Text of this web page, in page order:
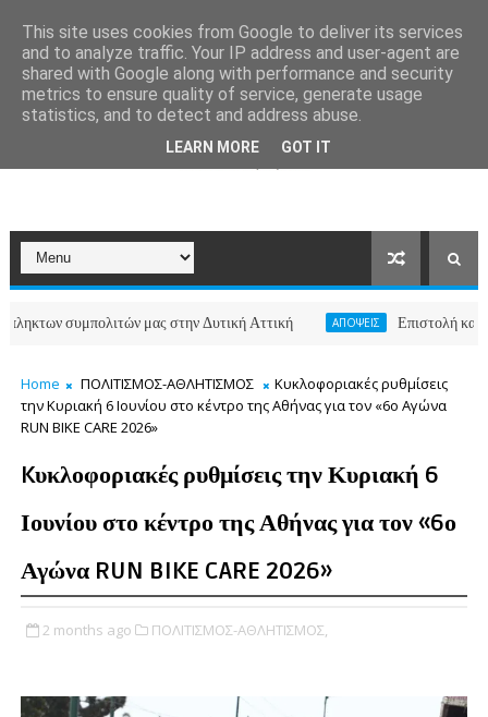
μας στην Δυτική Αττική ΑΠΟΨΕΙΣ Επιστολή κατοίκων
Home ΠΟΛΙΤΙΣΜΟΣ-ΑΘΛΗΤΙΣΜΟΣ
Kυκλοφοριακές ρυθμίσεις
την Κυριακή 6 Ιουνίου στο κέντρο της Αθήνας για τον «6ο Αγώνα
RUN BIKE CARE 2026»
Kυκλοφοριακές ρυθμίσεις την Κυριακή 6
Ιουνίου στο κέντρο της Αθήνας για τον «6ο
Αγώνα RUN BIKE CARE 2026»
2 months ago ΠΟΛΙΤΙΣΜΟΣ-ΑΘΛΗΤΙΣΜΟΣ,
This site uses cookies from Google to deliver its services
and to analyze traffic. Your IP address and user-agent are
shared with Google along with performance and security
metrics to ensure quality of service, generate usage
statistics, and to detect and address abuse.
LEARN MORE GOT IT